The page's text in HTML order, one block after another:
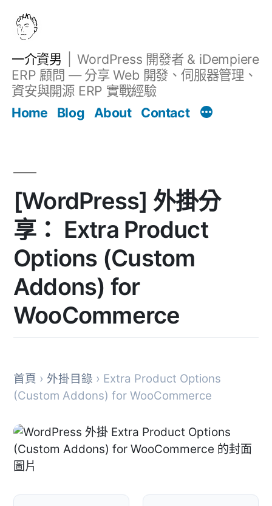
一介資男
WordPress 開發者 & iDempiere
ERP 顧問 — 分享 Web 開發、伺服器管理、
資安與開源 ERP 實戰經驗
Home
Blog About Contact
[WordPress] 外掛分
享： Extra Product
Options (Custom
Addons) for
WooCommerce
首頁 › 外掛目錄 › Extra Product Options
(Custom Addons) for WooCommerce
文章